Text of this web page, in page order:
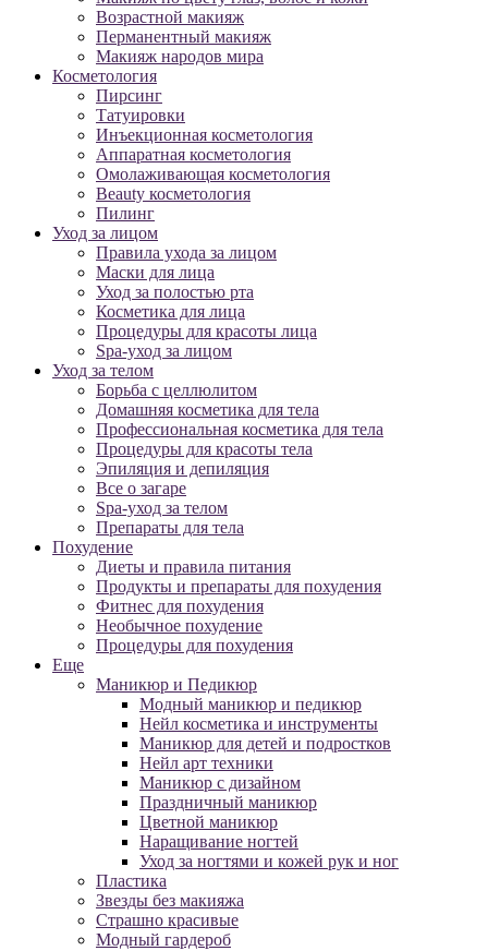
Возрастной макияж
Перманентный макияж
Макияж народов мира
Косметология
Пирсинг
Татуировки
Инъекционная косметология
Аппаратная косметология
Омолаживающая косметология
Beauty косметология
Пилинг
Уход за лицом
Правила ухода за лицом
Маски для лица
Уход за полостью рта
Косметика для лица
Процедуры для красоты лица
Spa-уход за лицом
Уход за телом
Борьба с целлюлитом
Домашняя косметика для тела
Профессиональная косметика для тела
Процедуры для красоты тела
Эпиляция и депиляция
Все о загаре
Spa-уход за телом
Препараты для тела
Похудение
Диеты и правила питания
Продукты и препараты для похудения
Фитнес для похудения
Необычное похудение
Процедуры для похудения
Еще
Маникюр и Педикюр
Модный маникюр и педикюр
Нейл косметика и инструменты
Маникюр для детей и подростков
Нейл арт техники
Маникюр с дизайном
Праздничный маникюр
Цветной маникюр
Наращивание ногтей
Уход за ногтями и кожей рук и ног
Пластика
Звезды без макияжа
Страшно красивые
Модный гардероб